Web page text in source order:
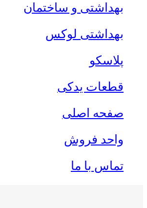
بهداشتی و ساختمان
بهداشتی لوکس
پلاسکو
قطعات یدکی
صفحه اصلی
واحد فروش
تماس با ما